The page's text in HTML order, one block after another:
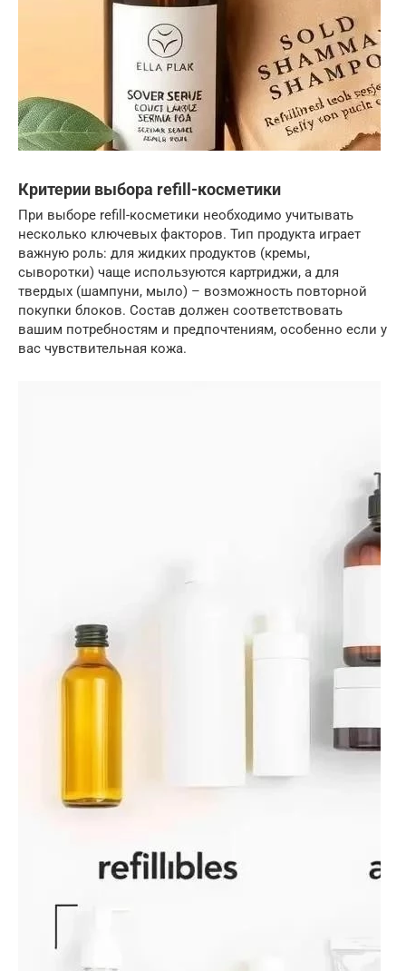
Критерии выбора refill-косметики
При выборе refill-косметики необходимо учитывать
несколько ключевых факторов. Тип продукта играет
важную роль: для жидких продуктов (кремы,
сыворотки) чаще используются картриджи, а для
твердых (шампуни, мыло) – возможность повторной
покупки блоков. Состав должен соответствовать
вашим потребностям и предпочтениям, особенно если у
вас чувствительная кожа.